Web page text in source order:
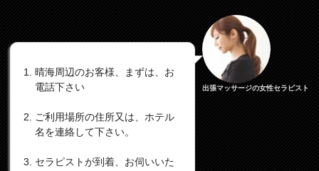
晴海周辺のお客様、まずは、お
電話下さい
ご利用場所の住所又は、ホテル
名を連絡して下さい。
セラピストが到着、お伺いいた
出張マッサージの女性セラピスト